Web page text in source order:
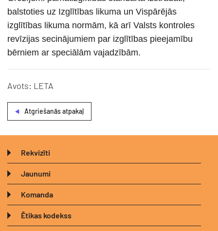
balstoties uz Izglītības likuma un Vispārējās
izglītības likuma normām, kā arī Valsts kontroles
revīzijas secinājumiem par izglītības pieejamību
bērniem ar speciālām vajadzībām.
Avots: LETA
Atgriešanās atpakaļ
Rekvizīti
Jaunumi
Komanda
Ētikas kodekss